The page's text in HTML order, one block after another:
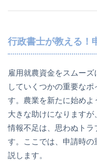
行政書士が教える！
雇用就農資金をスムー
していくつかの重要な
す。農業を新たに始め
大きな助けになります
情報不足は、思わぬトラ
す。ここでは、申請時
説します。